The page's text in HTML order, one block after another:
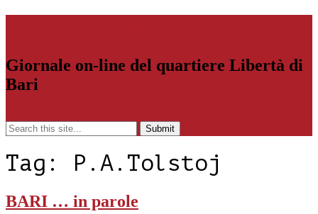
Giornale on-line del quartiere Libertà di
Bari
Tag: P.A.Tolstoj
BARI … in parole